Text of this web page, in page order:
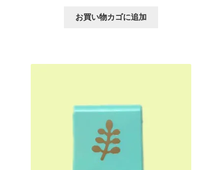
お買い物カゴに追加